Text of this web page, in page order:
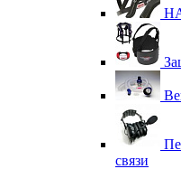
связи